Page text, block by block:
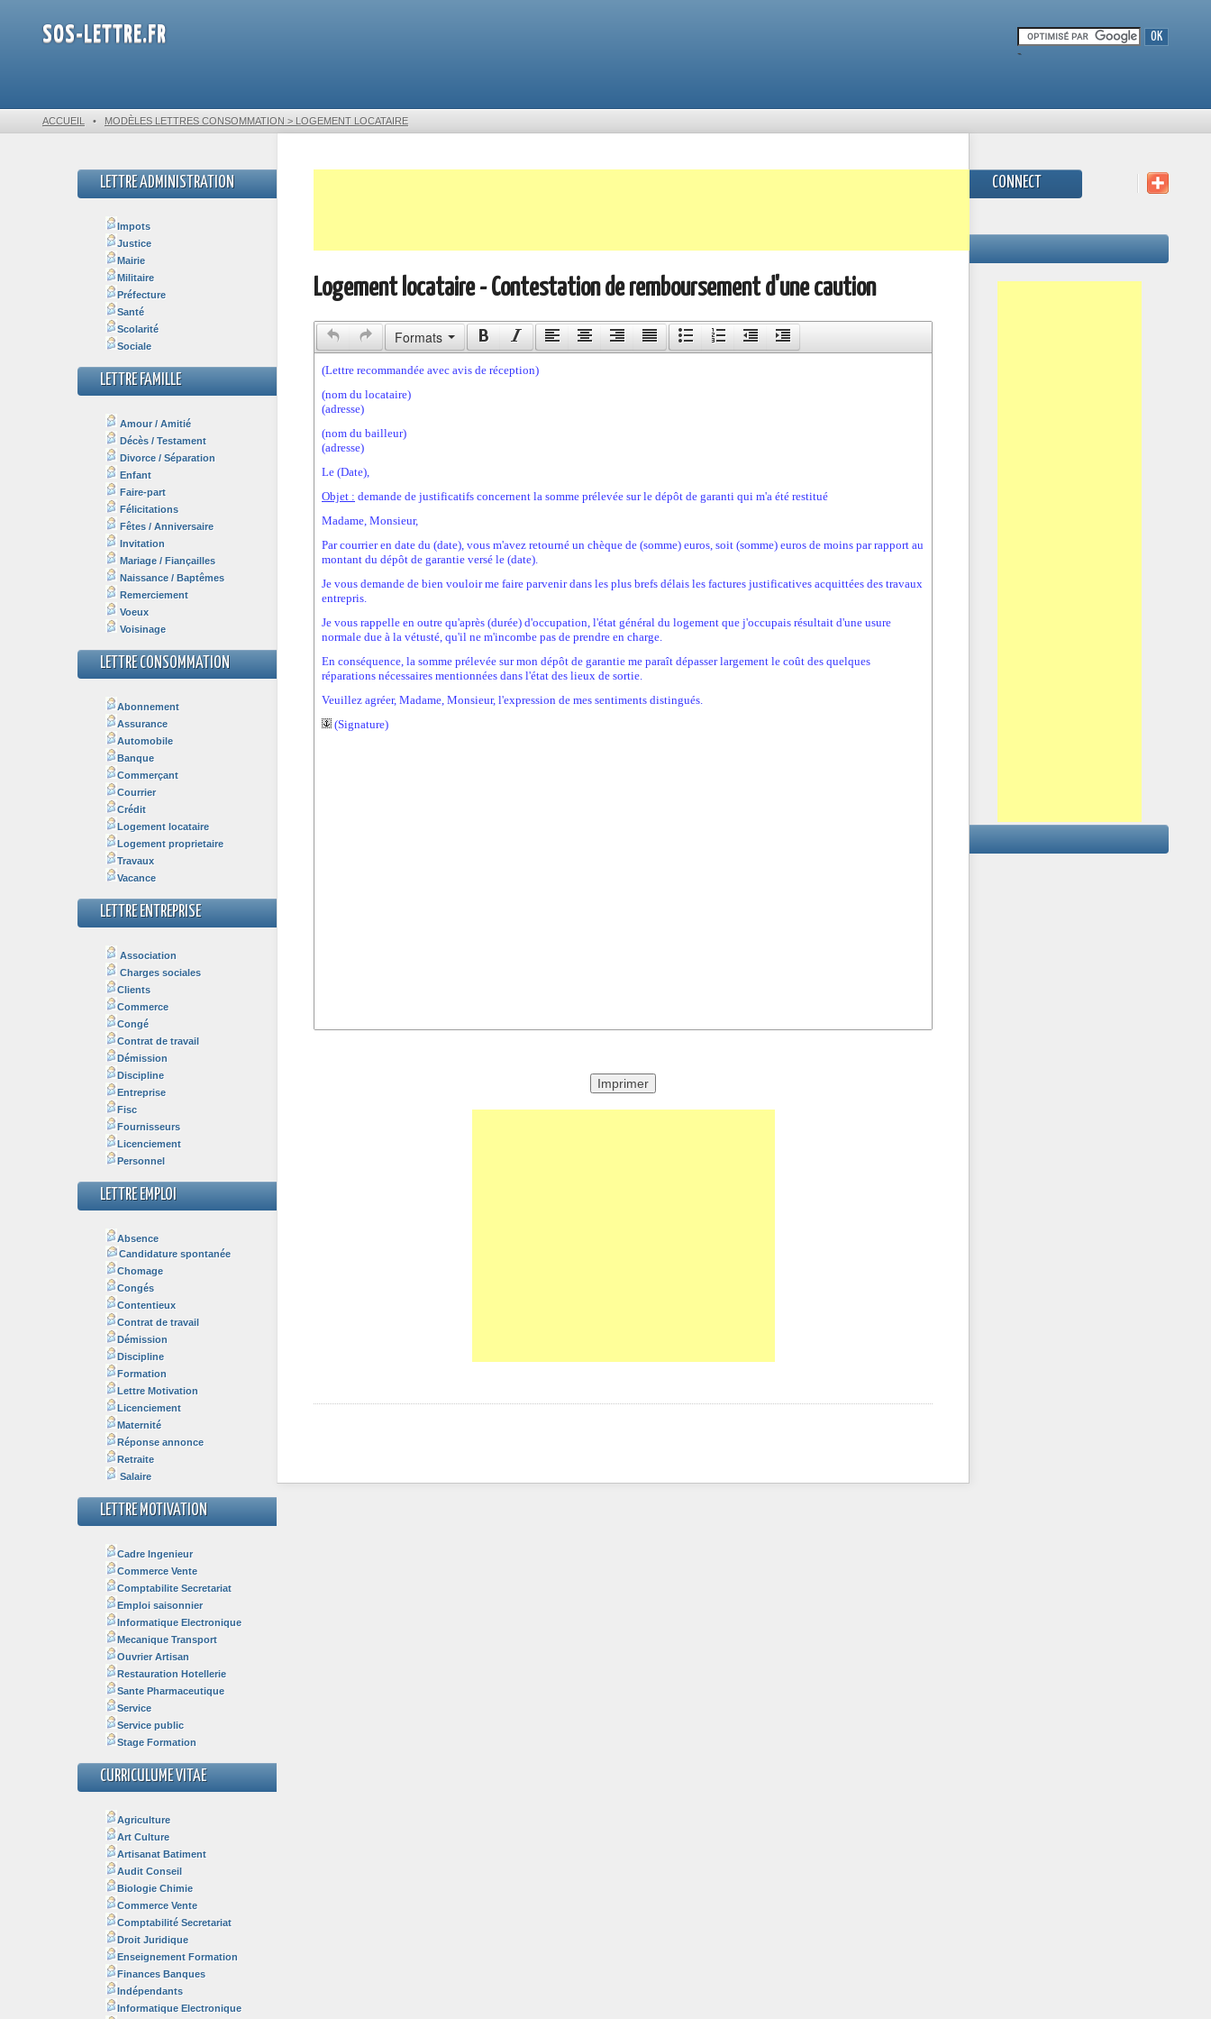
SOS-LETTRE.FR
-
ACCUEIL • MODÈLES LETTRES CONSOMMATION > LOGEMENT LOCATAIRE
LETTRE ADMINISTRATION
Impots
Justice
Mairie
Militaire
Préfecture
Santé
Scolarité
Sociale
LETTRE FAMILLE
Amour / Amitié
Décès / Testament
Divorce / Séparation
Enfant
Faire-part
Félicitations
Fêtes / Anniversaire
Invitation
Mariage / Fiançailles
Naissance / Baptêmes
Remerciement
Voeux
Voisinage
LETTRE CONSOMMATION
Abonnement
Assurance
Automobile
Banque
Commerçant
Courrier
Crédit
Logement locataire
Logement proprietaire
Travaux
Vacance
LETTRE ENTREPRISE
Association
Charges sociales
Clients
Commerce
Congé
Contrat de travail
Démission
Discipline
Entreprise
Fisc
Fournisseurs
Licenciement
Personnel
LETTRE EMPLOI
Absence
Candidature spontanée
Chomage
Congés
Contentieux
Contrat de travail
Démission
Discipline
Formation
Lettre Motivation
Licenciement
Maternité
Réponse annonce
Retraite
Salaire
LETTRE MOTIVATION
Cadre Ingenieur
Commerce Vente
Comptabilite Secretariat
Emploi saisonnier
Informatique Electronique
Mecanique Transport
Ouvrier Artisan
Restauration Hotellerie
Sante Pharmaceutique
Service
Service public
Stage Formation
CURRICULUME VITAE
Agriculture
Art Culture
Artisanat Batiment
Audit Conseil
Biologie Chimie
Commerce Vente
Comptabilité Secretariat
Droit Juridique
Enseignement Formation
Finances Banques
Indépendants
Informatique Electronique
Logement locataire - Contestation de remboursement d'une caution
Formats
CONNECT